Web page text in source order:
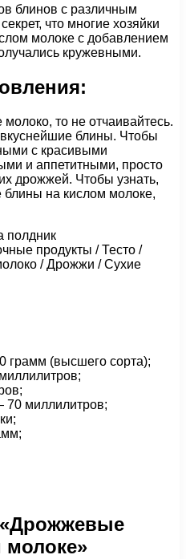
блинов с различным
что многие хозяйки
молоке с добавлением
кружевными.
то не отчаивайтесь.
блины. Чтобы
с красивыми
и аппетитными, просто
дрожжей. Чтобы узнать,
блины на кислом молоке,
полдник
продукты / Тесто /
/ Дрожжи / Сухие
грамм (высшего сорта);
70 миллилитров;
«Дрожжевые